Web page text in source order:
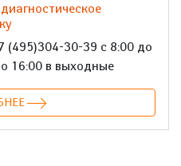
(495)304-30-39 с 8:00 до
16:00 в выходные